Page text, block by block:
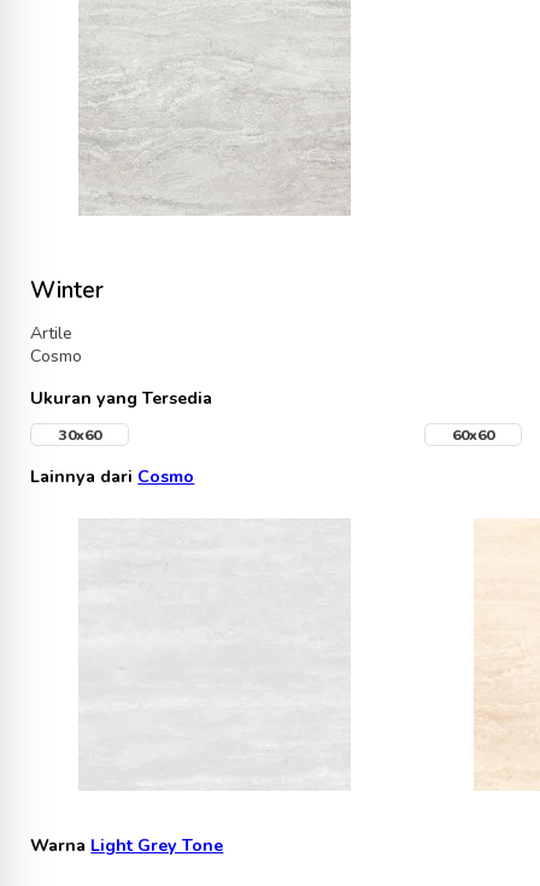
Winter
Artile
Cosmo
Ukuran yang Tersedia
30x60 60x60
Lainnya dari Cosmo
Warna Light Grey Tone